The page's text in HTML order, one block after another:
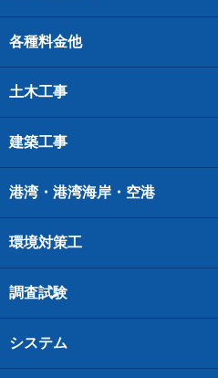
各種料金他
土木工事
建築工事
港湾・港湾海岸・空港
環境対策工
調査試験
システム